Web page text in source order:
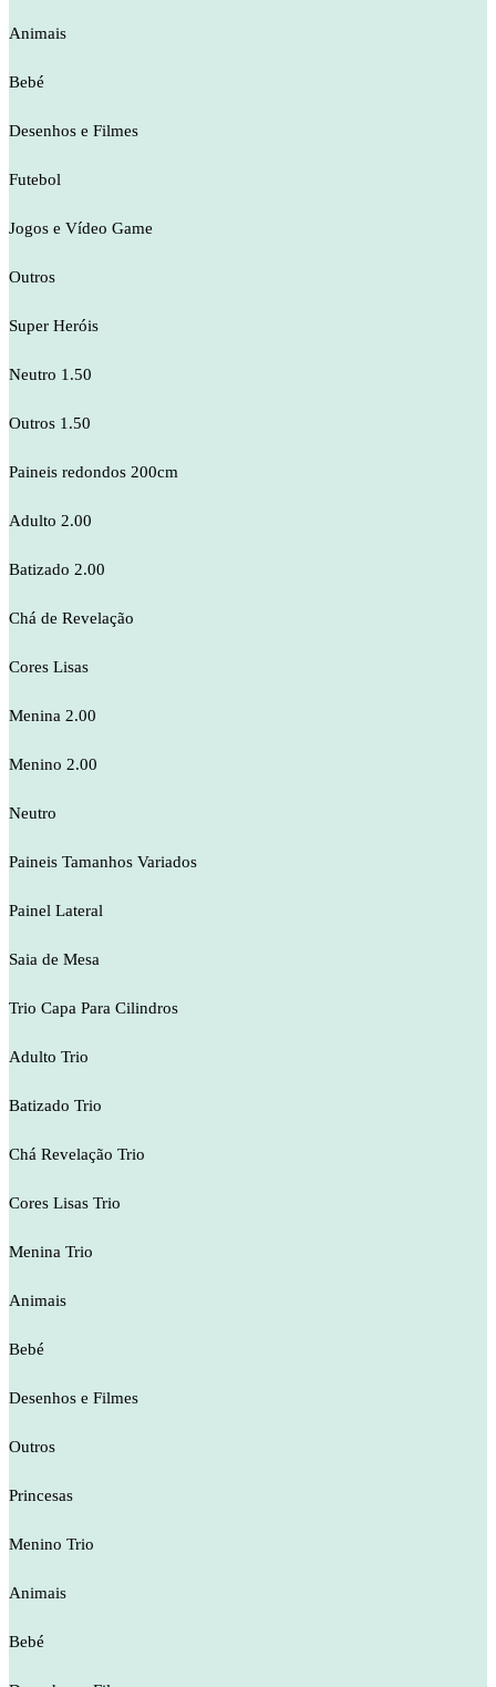
Animais
Bebé
Desenhos e Filmes
Futebol
Jogos e Vídeo Game
Outros
Super Heróis
Neutro 1.50
Outros 1.50
Paineis redondos 200cm
Adulto 2.00
Batizado 2.00
Chá de Revelação
Cores Lisas
Menina 2.00
Menino 2.00
Neutro
Paineis Tamanhos Variados
Painel Lateral
Saia de Mesa
Trio Capa Para Cilindros
Adulto Trio
Batizado Trio
Chá Revelação Trio
Cores Lisas Trio
Menina Trio
Animais
Bebé
Desenhos e Filmes
Outros
Princesas
Menino Trio
Animais
Bebé